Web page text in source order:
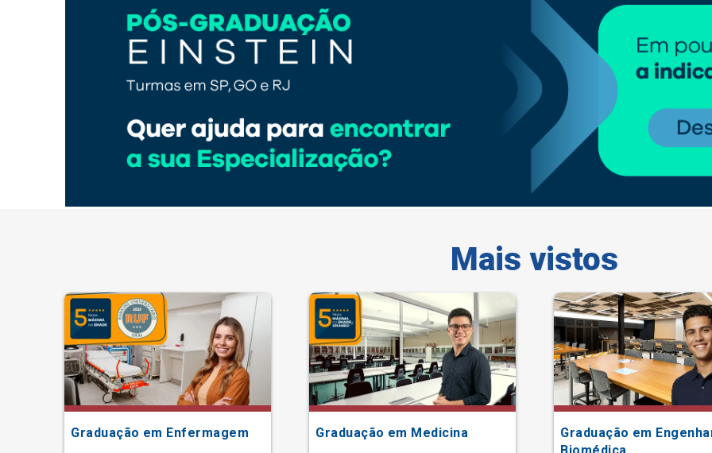
Mais vistos
Graduação em Enfermagem Graduação em Medicina
Graduação em
Biomédica